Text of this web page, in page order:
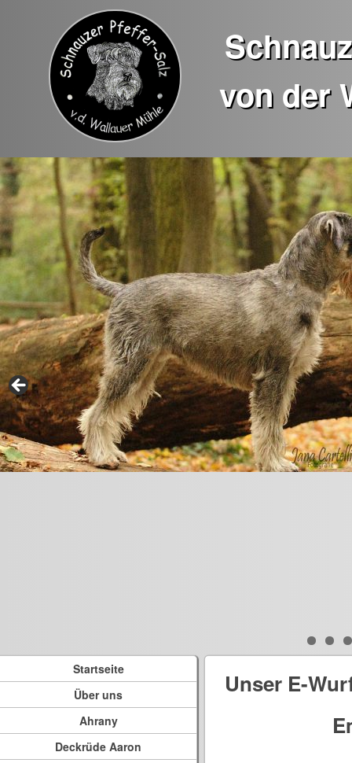
von der
Startseite
Über uns
Ahrany
Deckrüde Aaron
Unser E-